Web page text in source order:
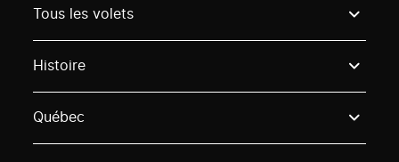
Tous les volets
Histoire
Québec